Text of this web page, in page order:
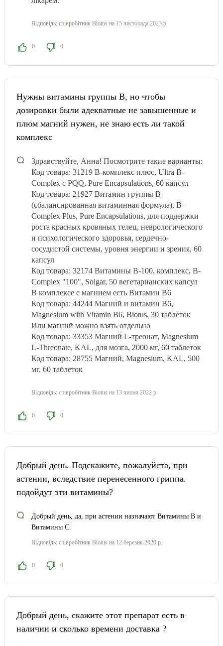
Відповідь: співробітник Biotus на 15 листопада 2023 р.
0 0
Нужны витамины группы В, но чтобы
дозировки были адекватные не завышенные и
плюм магний нужен, не знаю есть ли такой
комплекс
Здравствуйте, Анна! Посмотрите такие варианты:
Код товара: 31219 B-комплекс плюс, Ultra B-
Complex с PQQ, Pure Encapsulations, 60 капсул
Код товара: 21927 Витамин группы B
(сбалансированная витаминная формула), B-
Complex Plus, Pure Encapsulations, для поддержки
роста красных кровяных телец, неврологического
и психологического здоровья, сердечно-
сосудистой системы, уровня энергии и зрения, 60
капсул
Код товара: 32174 Витамины В-100, комплекс, B-
Complex "100", Solgar, 50 вегетарианских капсул
В комплексе с магнием есть Витамин В6
Код товара: 44244 Магний и витамин В6,
Magnesium with Vitamin B6, Biotus, 30 таблеток
Или магний можно взять отдельно
Код товара: 33353 Магний L-треонат, Magnesium
L-Threonate, KAL, для мозга, 2000 мг, 60 таблеток
Код товара: 28755 Магний, Magnesium, KAL, 500
мг, 60 таблеток
Відповідь: співробітник Biotus на 13 липня 2022 р.
0 0
Добрый день. Подскажите, пожалуйста, при
астении, вследствие перенесенного гриппа.
подойдут эти витамины?
Добрый день, да, при астении назначают Витамины В и
Витамины С.
Відповідь: співробітник Biotus на 12 березня 2020 р.
0 0
Добрый день, скажите этот препарат есть в
наличии и сколько времени доставка ?